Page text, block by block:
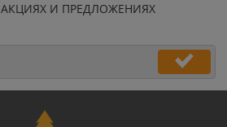
И ПРЕДЛОЖЕНИЯХ